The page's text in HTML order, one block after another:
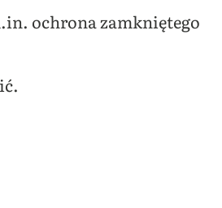
ochrona zamkniętego